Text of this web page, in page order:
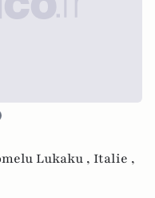
Lukaku , Italie ,